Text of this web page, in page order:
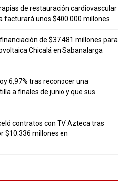
de restauración cardiovascular
facturará unos $400.000 millones
de $37.481 millones para
Chicalá en Sabanalarga
6,97% tras reconocer una
a finales de junio y que sus
contratos con TV Azteca tras
$10.336 millones en